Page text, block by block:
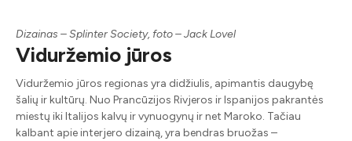
Dizainas – Splinter Society, foto – Jack Lovel
Viduržemio jūros
Viduržemio jūros regionas yra didžiulis, apimantis daugybę
šalių ir kultūrų. Nuo Prancūzijos Rivjeros ir Ispanijos pakrantės
miestų iki Italijos kalvų ir vynuogynų ir net Maroko. Tačiau
kalbant apie interjero dizainą, yra bendras bruožas –